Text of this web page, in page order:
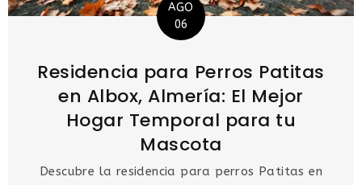
AGO
06
Residencia para Perros Patitas
en Albox, Almería: El Mejor
Hogar Temporal para tu
Mascota
Descubre la residencia para perros Patitas en